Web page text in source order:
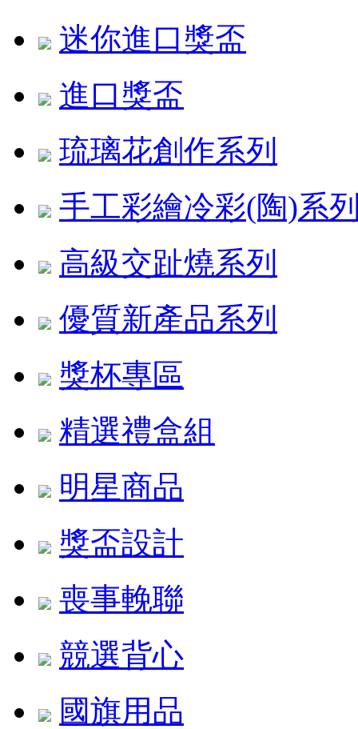
迷你進口獎盃
進口獎盃
琉璃花創作系列
手工彩繪冷彩(陶)系
高級交趾燒系列
優質新產品系列
獎杯專區
精選禮盒組
明星商品
獎盃設計
喪事輓聯
競選背心
國旗用品